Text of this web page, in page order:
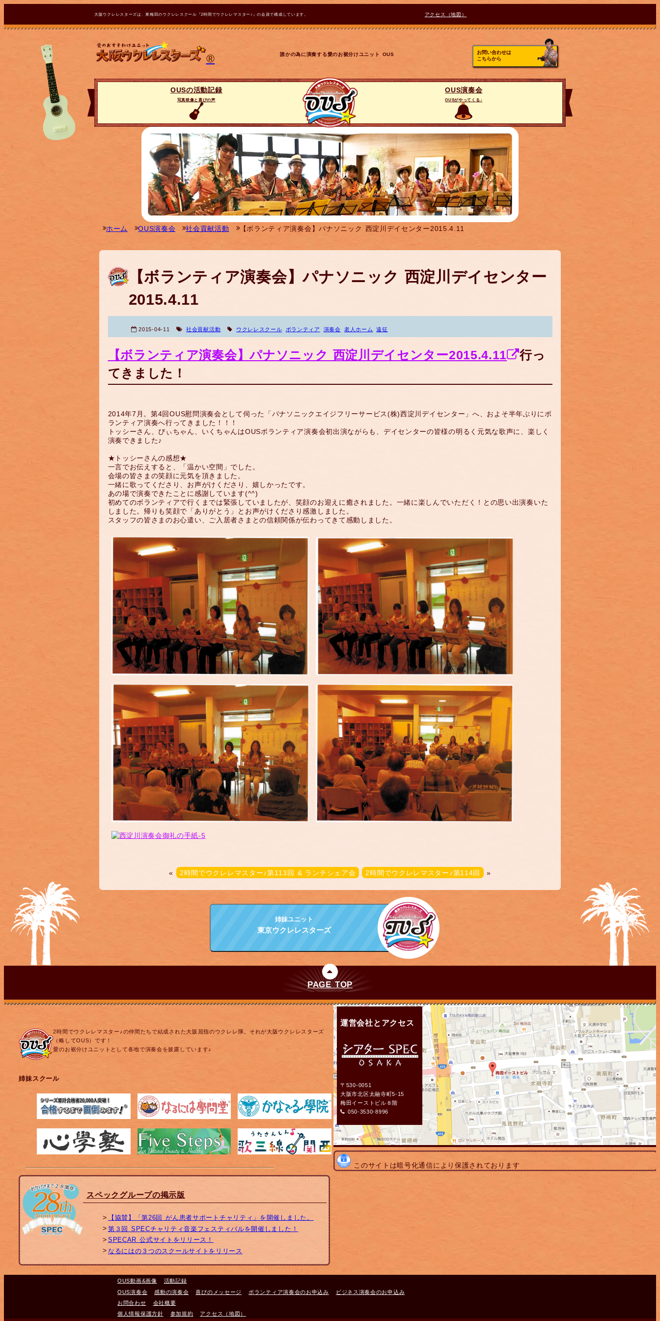
大阪ウクレレスターズは、東梅田のウクレレスクール『2時間でウクレレマスター♪』の会員で構成しています。 アクセス（地図）
® 誰かの為に演奏する愛のお裾分けユニット OUS
お問い合わせは
こちらから
OUSの活動記録
写真映像と喜びの声
OUS演奏会
OUSがやってくる♪
ホーム OUS演奏会 社会貢献活動 【ボランティア演奏会】パナソニック 西淀川デイセンター2015.4.11
【ボランティア演奏会】パナソニック 西淀川デイセンター
2015.4.11
2015-04-11 社会貢献活動 ウクレレスクール ボランティア 演奏会 老人ホーム 遠征
【ボランティア演奏会】パナソニック 西淀川デイセンター2015.4.11
行っ
てきました！
2014年7月。第4回OUS慰問演奏会として伺った「パナソニックエイジフリーサービス(株)西淀川デイセンター」へ、およそ半年ぶりにボ
ランティア演奏へ行ってきました！！！
トッシーさん、ぴぃちゃん、いくちゃんはOUSボランティア演奏会初出演ながらも、デイセンターの皆様の明るく元気な歌声に、楽しく
演奏できました♪
★トッシーさんの感想★
一言でお伝えすると、「温かい空間」でした。
会場の皆さまの笑顔に元気を頂きました。
一緒に歌ってくださり、お声がけくださり、嬉しかったです。
あの場で演奏できたことに感謝しています(^^)
初めてのボランティアで行くまでは緊張していましたが、笑顔のお迎えに癒されました。一緒に楽しんでいただく！との思い出演奏いた
しました。帰りも笑顔で「ありがとう」とお声がけくださり感激しました。
スタッフの皆さまのお心遣い、ご入居者さまとの信頼関係が伝わってきて感動しました。
« 2時間でウクレレマスター♪第113回 & ランチシェア会 2時間でウクレレマスター♪第114回 »
姉妹ユニット
東京ウクレレスターズ
PAGE TOP
2時間でウクレレマスター♪の仲間たちで結成された大阪屈指のウクレレ隊。それが大阪ウクレレスターズ
（略してOUS）です！
愛のお裾分けユニットとして各地で演奏会を披露しています♪
姉妹スクール
スペックグループの掲示版
【協賛】「第26回 がん患者サポートチャリティ」を開催しました。
第３回 SPECチャリティ音楽フェスティバルを開催しました！
SPECAR 公式サイトをリリース！
なるにはの３つのスクールサイトをリリース
運営会社とアクセス
〒530-0051
大阪市北区太融寺町5-15
梅田イーストビル８階
050-3530-8996
このサイトは暗号化通信により保護されております
OUS動画&画像
活動記録
OUS演奏会
感動の演奏会 喜びのメッセージ ボランティア演奏会のお申込み
ビジネス演奏会のお申込み
お問合わせ
会社概要
個人情報保護方針
参加規約 アクセス（地図）